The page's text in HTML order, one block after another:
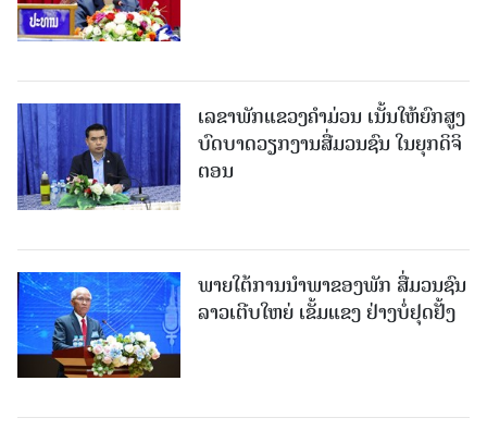
ເລຂາພັກແຂວງຄໍາມ່ວນ ເນັ້ນໃຫ້ຍົກສູງ
ບົດບາດວຽກງານສື່ມວນຊົນ ໃນຍຸກດິຈິ
ຕອນ
ພາຍໃຕ້ການນໍາພາຂອງພັກ ສື່ມວນຊົນ
ລາວເຕີບໃຫຍ່ ເຂັ້ມແຂງ ຢ່າງບໍ່ຢຸດຢັ້ງ